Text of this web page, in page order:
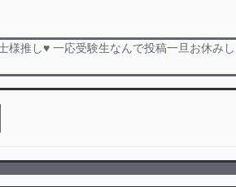
様推し♥ 一応受験生なんで投稿一旦お休み